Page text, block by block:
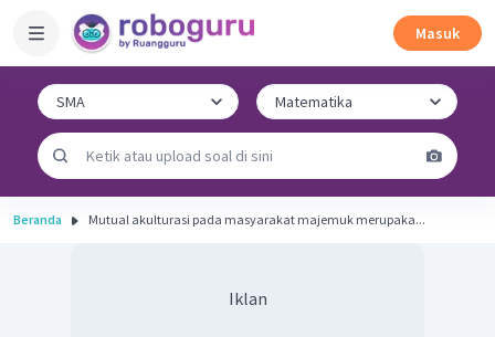
Masuk
Beranda Mutual akulturasi pada masyarakat majemuk merupaka...
Iklan